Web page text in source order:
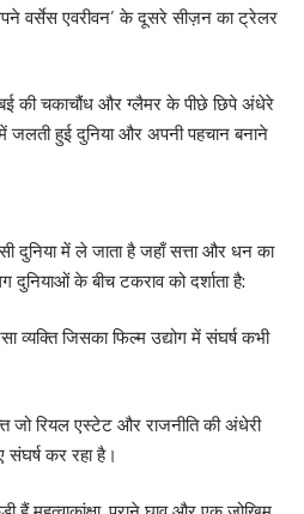
वर्सेस एवरीवन’ के दूसरे सीज़न का ट्रेलर
की चकाचौंध और ग्लैमर के पीछे छिपे अंधेरे
हुई दुनिया और अपनी पहचान बनाने
दुनिया में ले जाता है जहाँ सत्ता और धन का
के बीच टकराव को दर्शाता है:
व्यक्ति जिसका फिल्म उद्योग में संघर्ष कभी
जो रियल एस्टेट और राजनीति की अंधेरी
कर रहा है।